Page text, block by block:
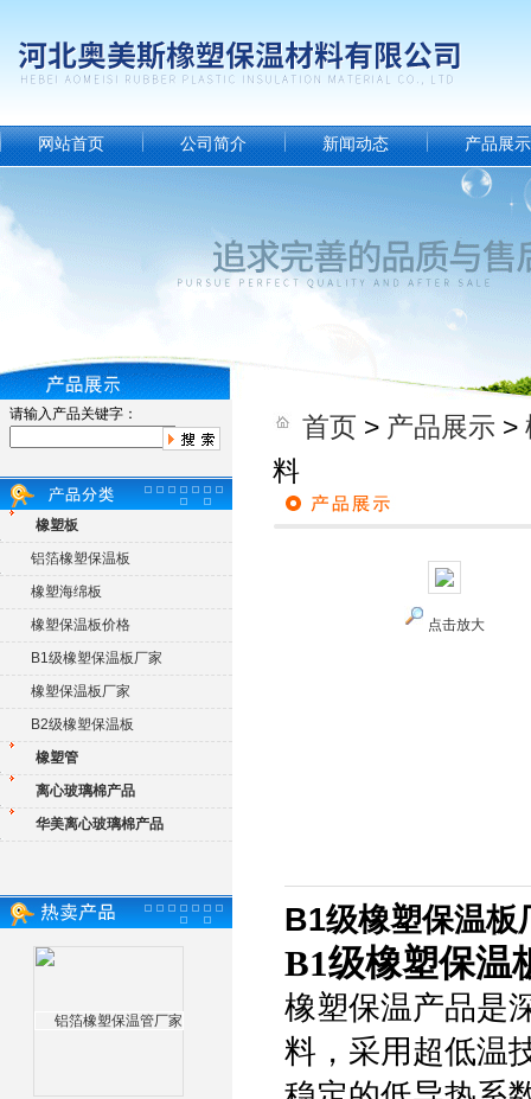
网站首页 公司简介 新闻动态 产品展示
请输入产品关键字：
橡塑板
铝箔橡塑保温板
橡塑海绵板
橡塑保温板价格
B1级橡塑保温板厂家
橡塑保温板厂家
B2级橡塑保温板
橡塑管
离心玻璃棉产品
华美离心玻璃棉产品
首页 > 产品展示 >
料
点击放大
B1级橡塑保温板
B1级橡塑保温
橡塑保温产品是
料，采用超低温